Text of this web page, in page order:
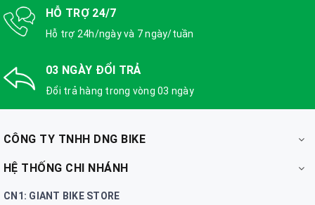
HỖ TRỢ 24/7
Hỗ trợ 24h/ngày và 7 ngày/tuần
03 NGÀY ĐỔI TRẢ
Đổi trả hàng trong vòng 03 ngày
CÔNG TY TNHH DNG BIKE
HỆ THỐNG CHI NHÁNH
CN1: GIANT BIKE STORE